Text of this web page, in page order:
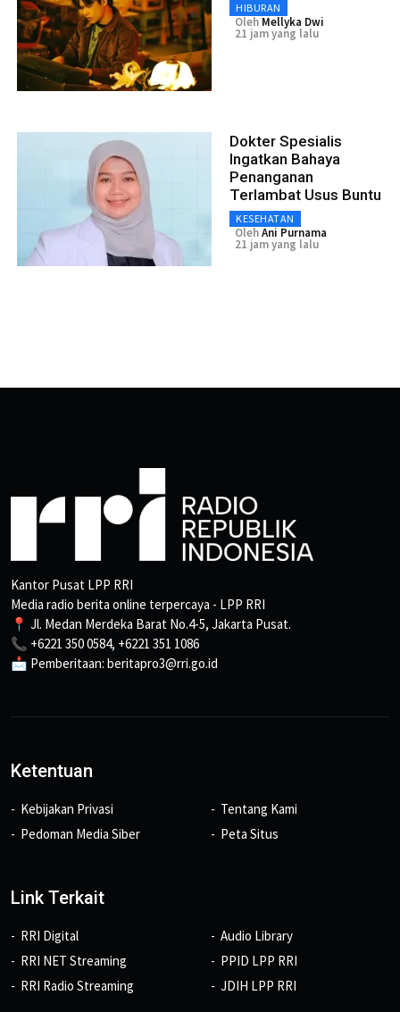
HIBURAN
Oleh Mellyka Dwi
21 jam yang lalu
Dokter Spesialis
Ingatkan Bahaya
Penanganan
Terlambat Usus Buntu
KESEHATAN
OlehAni Purnama
21 jam yang lalu
Kantor Pusat LPP RRI
Media radio berita online terpercaya - LPP RRI
📍 Jl. Medan Merdeka Barat No.4-5, Jakarta Pusat.
📞 +6221 350 0584, +6221 351 1086
📩 Pemberitaan: beritapro3@rri.go.id
Ketentuan
Kebijakan Privasi
Pedoman Media Siber
Tentang Kami
Peta Situs
Link Terkait
RRI Digital
RRI NET Streaming
RRI Radio Streaming
Audio Library
PPID LPP RRI
JDIH LPP RRI